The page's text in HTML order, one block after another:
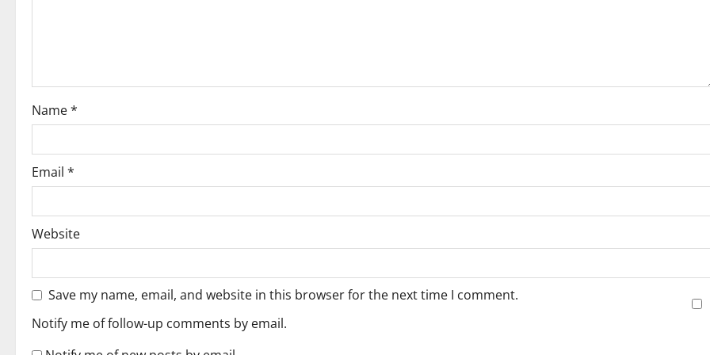
i
o
n
Name*
Email *
Website
Save my name, email, and website in this browser for the next time I comment.
Notify me of follow-up comments by email.